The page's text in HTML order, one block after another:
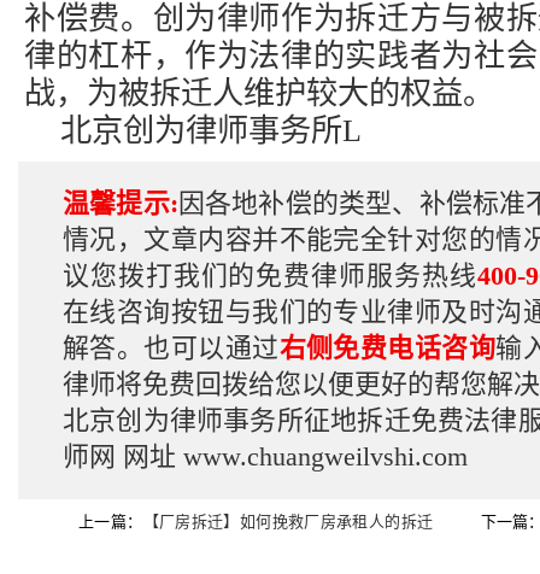
补偿费。创为律师作为拆迁方与被
律的杠杆，作为法律的实践者为社
战，为被拆迁人维护较大的权益。
北京创为律师事务所L
温馨提示:因各地补偿的类型、补偿标准
情况，文章内容并不能完全针对您的情
议您拨打我们的免费律师服务热线400-
在线咨询按钮与我们的专业律师及时沟
解答。也可以通过右侧免费电话咨询输
律师将免费回拨给您以便更好的帮您解
北京创为律师事务所征地拆迁免费法律
师网 网址 www.chuangweilvshi.com
上一篇： 【厂房拆迁】如何挽救厂房承租人的拆迁 下一篇